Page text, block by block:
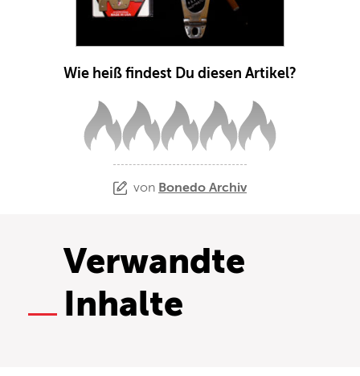
Wie heiß findest Du diesen Artikel?
von Bonedo Archiv
Verwandte
Inhalte